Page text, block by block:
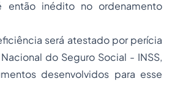
então inédito no ordenamento
será atestado por perícia
do Seguro Social - INSS,
desenvolvidos para esse